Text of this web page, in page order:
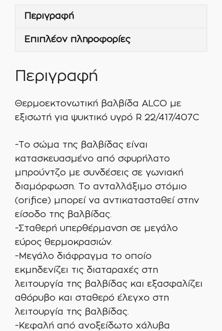
R22/417/407C/A/F
Περιγραφή
Επιπλέον πληροφορίες
Περιγραφή
Θερμοεκτονωτική βαλβίδα ALCO με
εξισωτή για ψυκτικό υγρό R 22/417/407C
-Το σώμα της βαλβίδας είναι
κατασκευασμένο από σφυρήλατο
μπρούντζο με συνδέσεις σε γωνιακή
διαμόρφωση. Το ανταλλάξιμο στόμιο
(orifice) μπορεί να αντικατασταθεί στην
είσοδο της βαλβίδας.
-Σταθερή υπερθέρμανση σε μεγάλο
εύρος θερμοκρασιών.
-Μεγάλο διάφραγμα το οποίο
εκμηδενίζει τις διαταραχές στη
λειτουργία της βαλβίδας και εξασφαλίζει
αθόρυβο και σταθερό έλεγχο στη
λειτουργία της βαλβίδας.
-Κεφαλή από ανοξείδωτο χάλυβα